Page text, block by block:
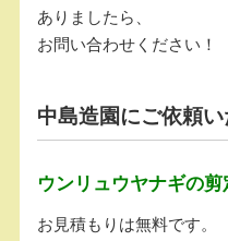
ありましたら、
お問い合わせください！
中島造園にご依頼
ウンリュウヤナギの
お見積もりは無料です。